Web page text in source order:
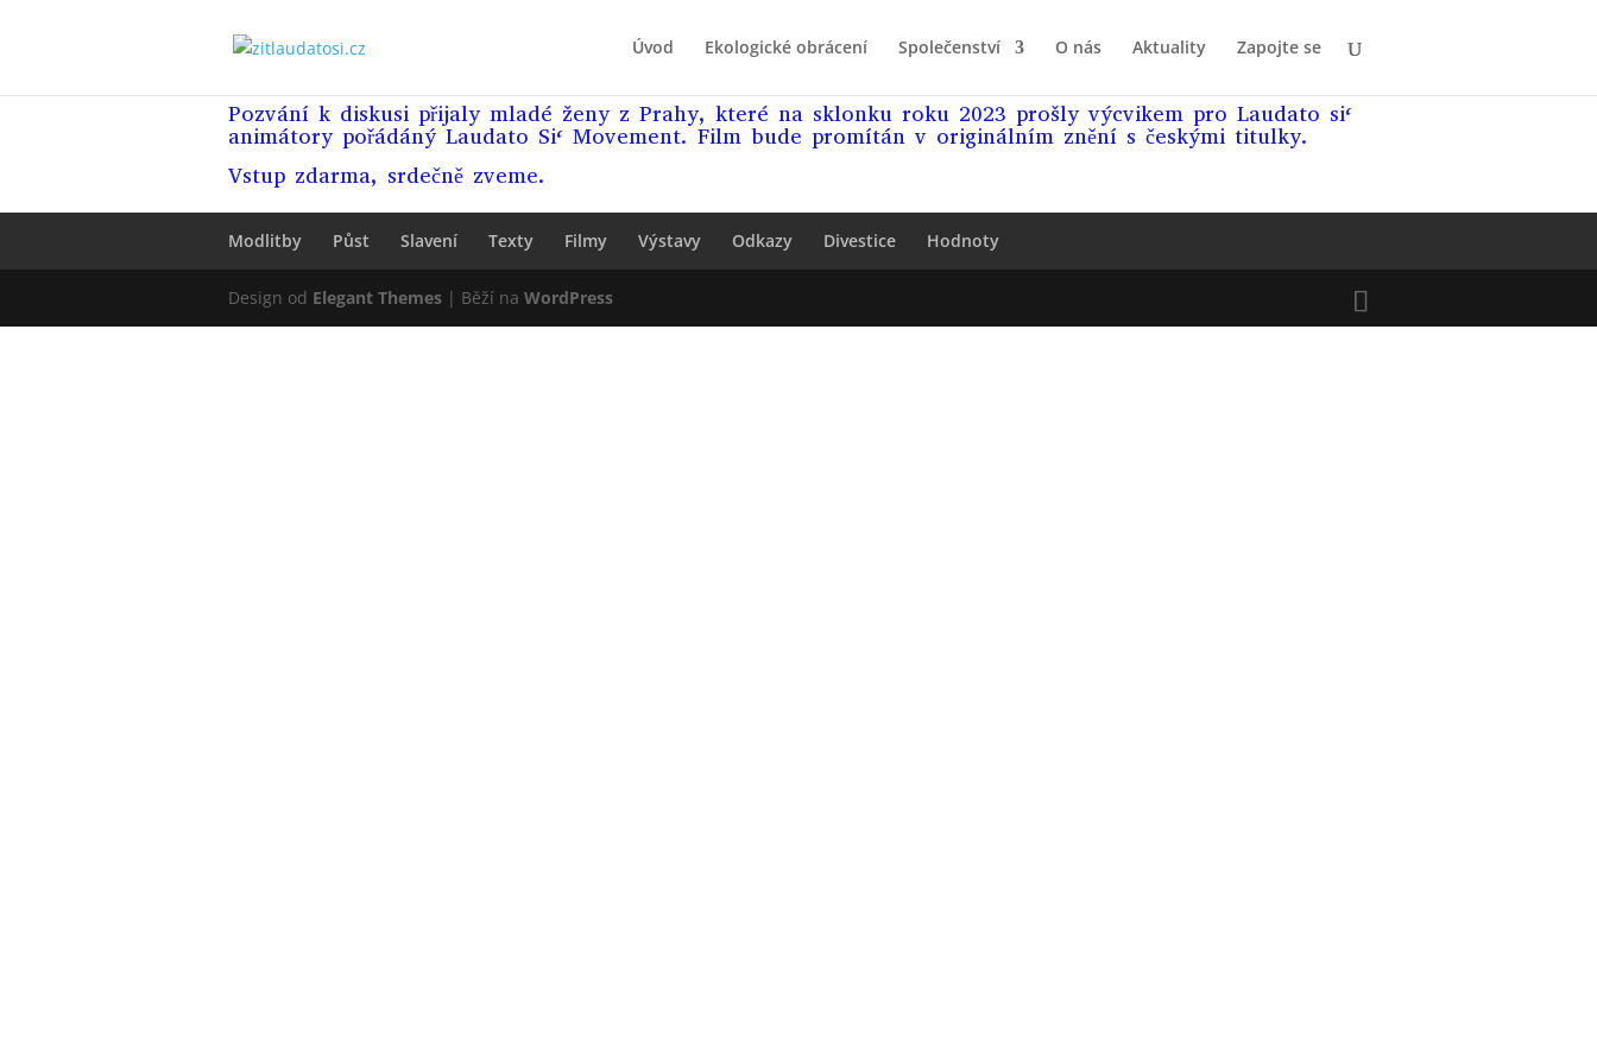
Úvod Ekologické obrácení Společenství O nás Aktuality Zapojte se
Pozvání k diskusi přijaly mladé ženy z Prahy, které na sklonku roku 2023 prošly výcvikem pro Laudato si‘
animátory pořádáný Laudato Si‘ Movement. Film bude promítán v originálním znění s českými titulky.
Vstup zdarma, srdečně zveme.
Modlitby Půst Slavení Texty Filmy Výstavy Odkazy Divestice Hodnoty
Design od Elegant Themes | Běží na WordPress